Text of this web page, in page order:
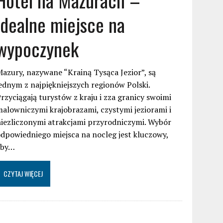
miejsce na
nazywane “Krainą Tysąca Jezior”, są
z najpiękniejszych regionów Polski.
turystów z kraju i zza granicy swoimi
krajobrazami, czystymi jeziorami i
atrakcjami przyrodniczymi. Wybór
miejsca na nocleg jest kluczowy,
CZYTAJ WIĘCEJ